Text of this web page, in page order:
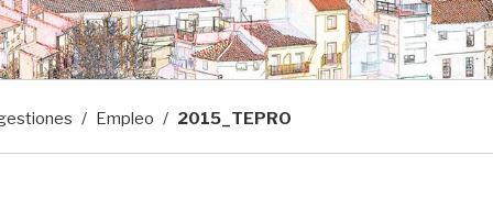
Empleo 2015_TEPRO